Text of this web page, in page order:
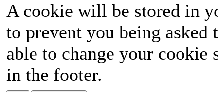
A cookie will be stored in
to prevent you being
able to change your
in the footer.